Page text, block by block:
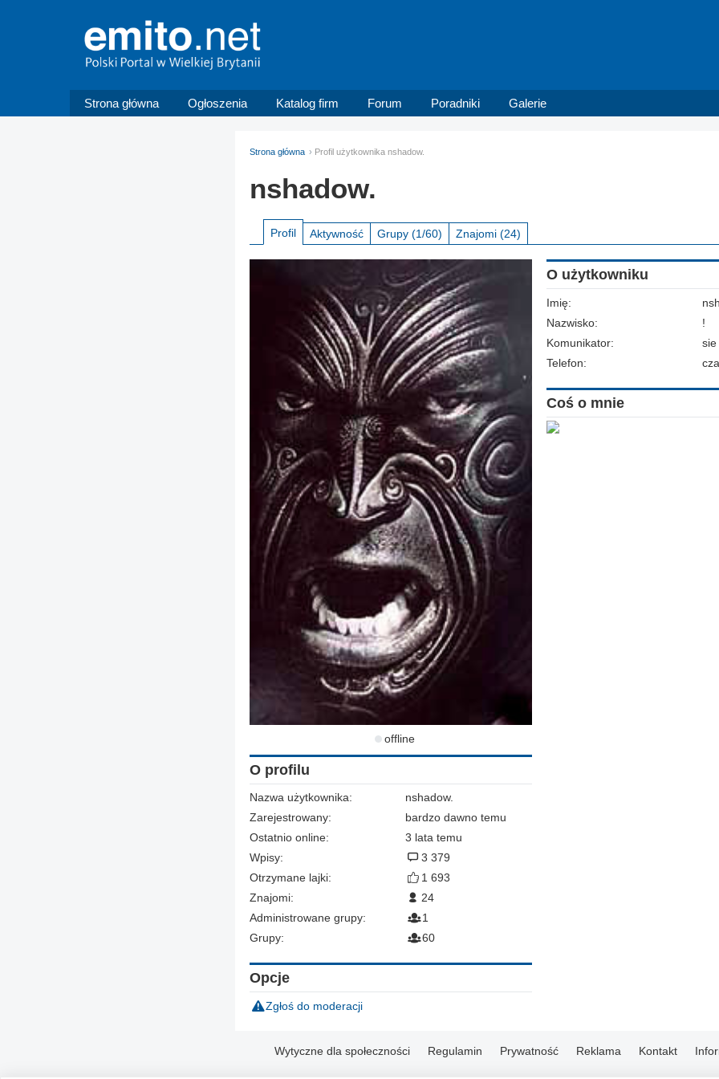
Strona główna Ogłoszenia Katalog firm Forum Poradniki Galerie
Strona główna Profil użytkownika nshadow.
nshadow.
Profil Aktywność Grupy (1/60) Znajomi (24)
offline
O profilu
Nazwa użytkownika:
nshadow.
Zarejestrowany:
bardzo dawno temu
Ostatnio online:
3 lata temu
Wpisy:
3 379
Otrzymane lajki:
1 693
Znajomi:
24
Administrowane grupy:
1
Grupy:
60
Opcje
Zgłoś do moderacji
O użytkowniku
Imię:
Nazwisko:
!
Komunikator:
sie
Telefon:
Coś o mnie
Wytyczne dla społeczności Regulamin Prywatność Reklama Kontakt